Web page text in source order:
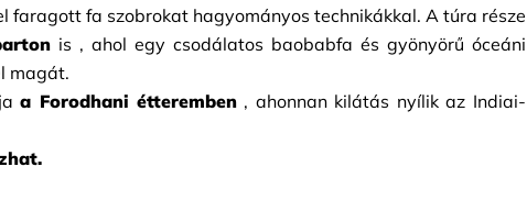
faragott fa szobrokat hagyományos technikákkal. A túra része
is , ahol egy csodálatos baobabfa és gyönyörű óceáni
magát.
a Forodhani étteremben , ahonnan kilátás nyílik az Indiai-